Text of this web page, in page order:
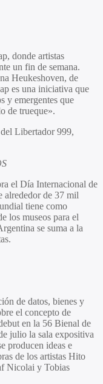
donde artistas
un fin de semana.
Heukeshoven, de
es una iniciativa que
y emergentes que
de trueque».
Libertador 999,
el Día Internacional de
alrededor de 37 mil
tiene como
los museos para el
se suma a la
de datos, bienes y
el concepto de
en la 56 Bienal de
julio la sala expositiva
producen ideas e
de los artistas Hito
Nicolai y Tobias